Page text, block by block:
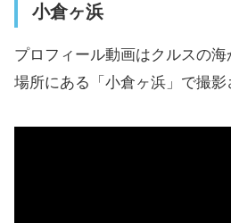
小倉ヶ浜
プロフィール動画はクルスの
場所にある「小倉ヶ浜」で撮影